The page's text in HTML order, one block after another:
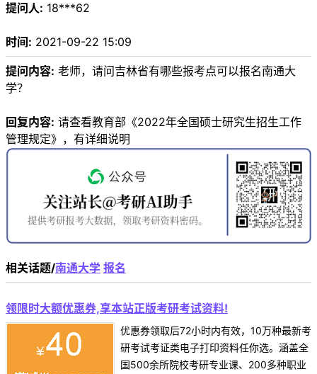
提问人: 18***62
时间: 2021-09-22 15:09
提问内容: 老师，请问吉林省有哪些报考点可以报名南通大
学？
回复内容: 请查看教育部《2022年全国硕士研究生招生工作
管理规定》，有详细说明
相关话题/南通大学 报名
领限时大额优惠券,享本站正版考研考试资料!
优惠券领取后72小时内有效，10万种最新考
研考试考证类电子打印资料任你选。涵盖全
国500余所院校考研专业课、200多种职业